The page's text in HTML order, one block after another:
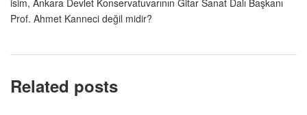
Prof. Ahmet Kanneci değil midir?
Related posts